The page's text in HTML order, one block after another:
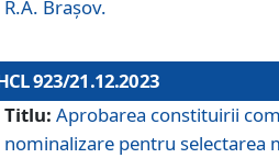
R.A. Brașov.
923/21.12.2023
Titlu: Aprobarea constituirii
nominalizare pentru selectarea